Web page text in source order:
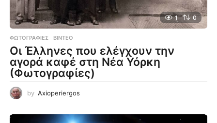
1 0
ΦΩΤΟΓΡΑΦΊΕΣ ,ΒΊΝΤΕΟ
Οι Έλληνες που ελέγχουν την
αγορά καφέ στη Νέα Υόρκη
(Φωτογραφίες)
by Axioperiergos